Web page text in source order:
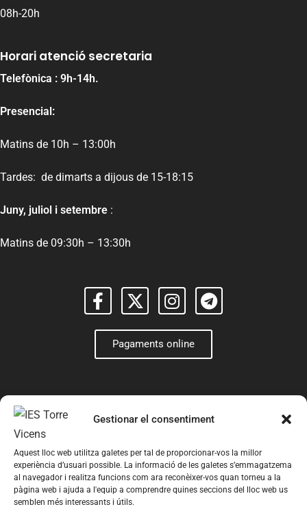
Gestionar el consentiment
Aquest lloc web utilitza galetes per tal de proporcionar-vos la millor
experiència d’usuari possible. La informació de les galetes s’emmagatzema
al navegador i realitza funcions com ara reconèixer-vos quan torneu a la
pàgina web i ajuda a l'equip a comprendre quines seccions del lloc web us
semblen més interessants i útils.
08h-20h
Horari atenció secretaria
Telefònica : 9h-14h.
Presencial:
Matins de 10h – 13:00h
Tardes: de dimarts a dijous de 15-18:15
Juny, juliol i setembre :
Matins de 09:30h – 13:30h
Pagaments online